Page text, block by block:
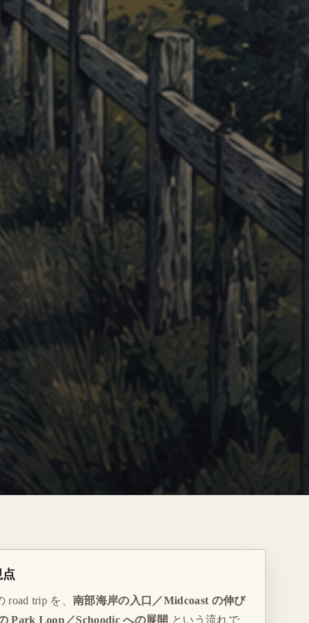
road trip を、南部海岸の入口／Midcoast の伸び
Park Loop／Schoodic への展開 という流れで